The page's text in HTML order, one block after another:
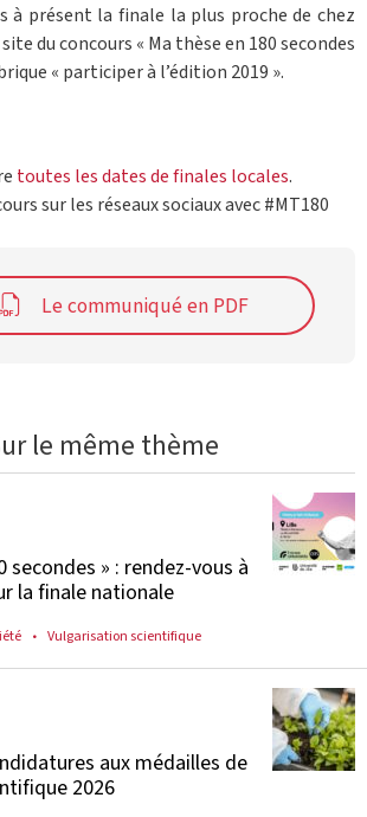
à présent la finale la plus proche de chez
du concours « Ma thèse en 180 secondes
« participer à l’édition 2019 ».
toutes les dates de finales locales.
sur les réseaux sociaux avec #MT180
Le communiqué en PDF
le même thème
secondes » : rendez-vous à
la finale nationale
Vulgarisation scientifique
aux médailles de
2026